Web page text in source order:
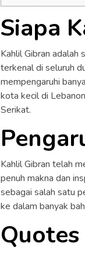
Siapa
Kahlil Gibran adalah
terkenal di seluruh
mempengaruhi
kota kecil di
Serikat.
Kahlil Gibran telah
penuh makna dan
sebagai salah satu
ke dalam banyak